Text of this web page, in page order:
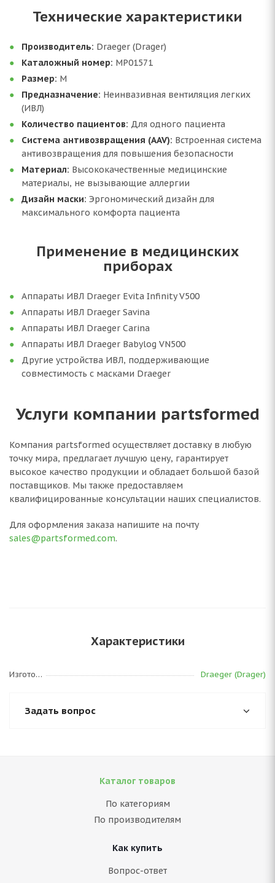
Технические характеристики
Производитель: Draeger (Drager)
Каталожный номер: MP01571
Размер: M
Предназначение: Неинвазивная вентиляция легких
(ИВЛ)
Количество пациентов: Для одного пациента
Система антивозвращения (AAV): Встроенная система
антивозвращения для повышения безопасности
Материал: Высококачественные медицинские
материалы, не вызывающие аллергии
Дизайн маски: Эргономический дизайн для
максимального комфорта пациента
Применение в медицинских
приборах
Аппараты ИВЛ Draeger Evita Infinity V500
Аппараты ИВЛ Draeger Savina
Аппараты ИВЛ Draeger Carina
Аппараты ИВЛ Draeger Babylog VN500
Другие устройства ИВЛ, поддерживающие
совместимость с масками Draeger
Услуги компании partsformed
Компания partsformed осуществляет доставку в любую
точку мира, предлагает лучшую цену, гарантирует
высокое качество продукции и обладает большой базой
поставщиков. Мы также предоставляем
квалифицированные консультации наших специалистов.
Для оформления заказа напишите на почту
sales@partsformed.com.
Характеристики
Изготовитель Draeger (Drager)
Задать вопрос
Каталог товаров
По категориям
По производителям
Как купить
Вопрос-ответ